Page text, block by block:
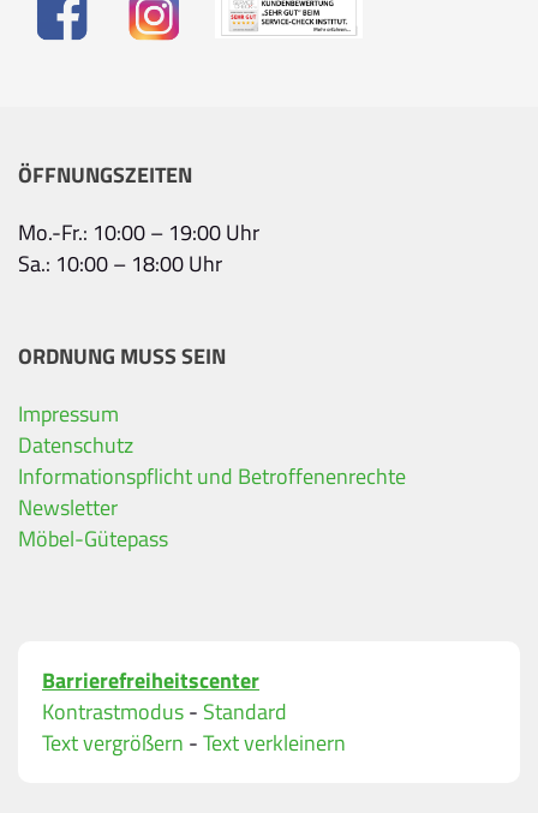
ÖFFNUNGSZEITEN
Mo.-Fr.: 10:00 – 19:00 Uhr
Sa.: 10:00 – 18:00 Uhr
ORDNUNG MUSS SEIN
Impressum
Datenschutz
Informationspflicht und Betroffenenrechte
Newsletter
Möbel-Gütepass
Barrierefreiheitscenter
Kontrastmodus- Standard
Text vergrößern -Text verkleinern
Ihre Kontaktdaten
Alle mit Stern gekennzeichneten Felder sind
Name
Bitte geben Sie eine gültige E-Mail-Adresse ein.
Telefon*